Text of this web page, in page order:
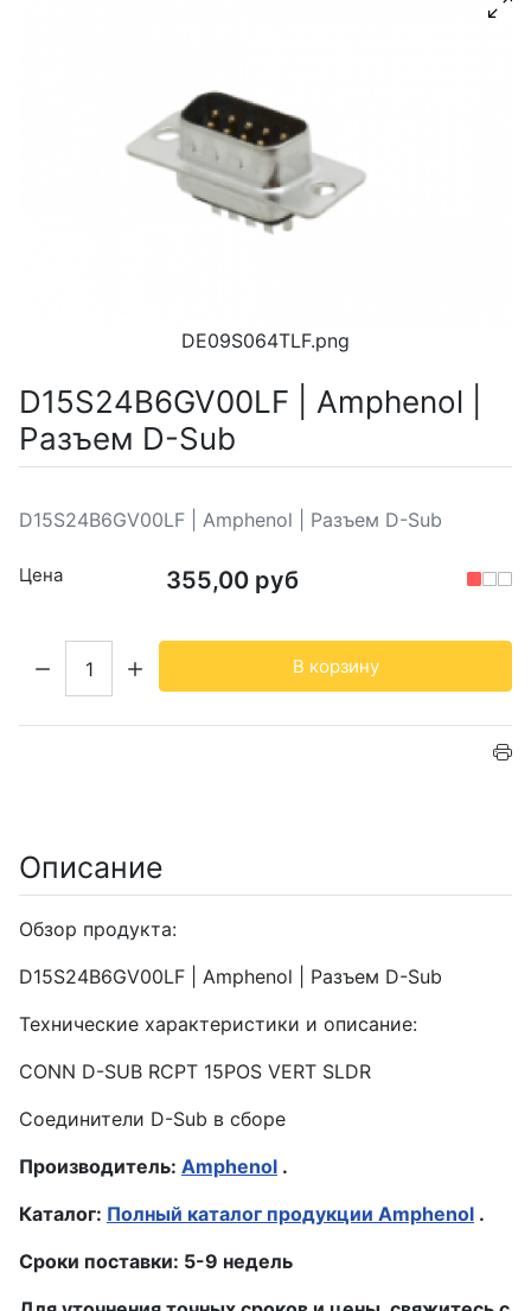
DE09S064TLF.png
D15S24B6GV00LF | Amphenol |
Разъем D-Sub
D15S24B6GV00LF | Amphenol | Разъем D-Sub
Цена 355,00 руб
В корзину
Описание
Обзор продукта:
D15S24B6GV00LF | Amphenol | Разъем D-Sub
Технические характеристики и описание:
CONN D-SUB RCPT 15POS VERT SLDR
Соединители D-Sub в сборе
Производитель: Amphenol .
Каталог: Полный каталог продукции Amphenol .
Сроки поставки: 5-9 недель